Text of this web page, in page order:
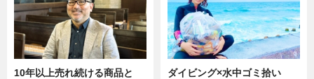
10年以上売れ続ける商品と
ダイビング×水中ゴミ拾い